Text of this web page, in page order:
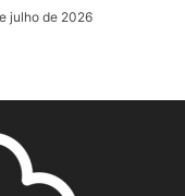
julho de 2026